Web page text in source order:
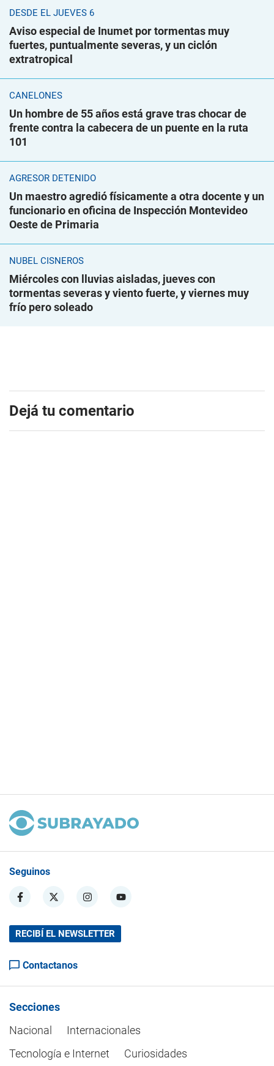
DESDE EL JUEVES 6
Aviso especial de Inumet por tormentas muy
fuertes, puntualmente severas, y un ciclón
extratropical
CANELONES
Un hombre de 55 años está grave tras chocar de
frente contra la cabecera de un puente en la ruta
101
AGRESOR DETENIDO
Un maestro agredió físicamente a otra docente y un
funcionario en oficina de Inspección Montevideo
Oeste de Primaria
NUBEL CISNEROS
Miércoles con lluvias aisladas, jueves con
tormentas severas y viento fuerte, y viernes muy
frío pero soleado
Dejá tu comentario
Seguinos
RECIBÍ EL NEWSLETTER
Contactanos
Secciones
Nacional
Internacionales
Tecnología e Internet
Curiosidades